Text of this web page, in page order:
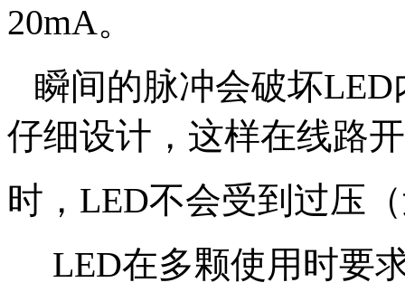
20mA。
瞬间的脉冲会破坏
仔细设计，这样在线路
时，LED不会受到过压
LED在多颗使用时要